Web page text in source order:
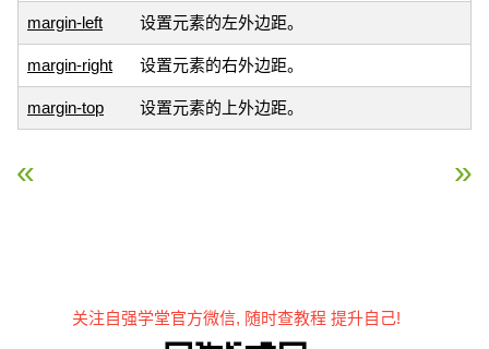
margin-left 设置元素的左外边距。
margin-right 设置元素的右外边距。
margin-top 设置元素的上外边距。
« CSS 轮廓（outline）属性CSS Padding（填充） »
关注自强学堂官方微信, 随时查教程 提升自己!